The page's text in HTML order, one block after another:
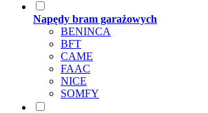
Napędy bram garażowych
BENINCA
BFT
CAME
FAAC
NICE
SOMFY